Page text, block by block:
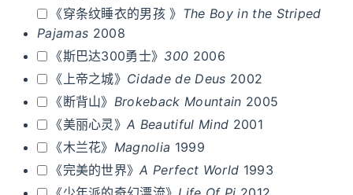
《穿条纹睡衣的男孩 》 The Boy in the Striped
Pajamas 2008
《斯巴达300勇士》 300 2006
《上帝之城》 Cidade de Deus 2002
《断背山》 Brokeback Mountain 2005
《美丽心灵》A Beautiful Mind 2001
《木兰花》 Magnolia 1999
《完美的世界》A Perfect World 1993